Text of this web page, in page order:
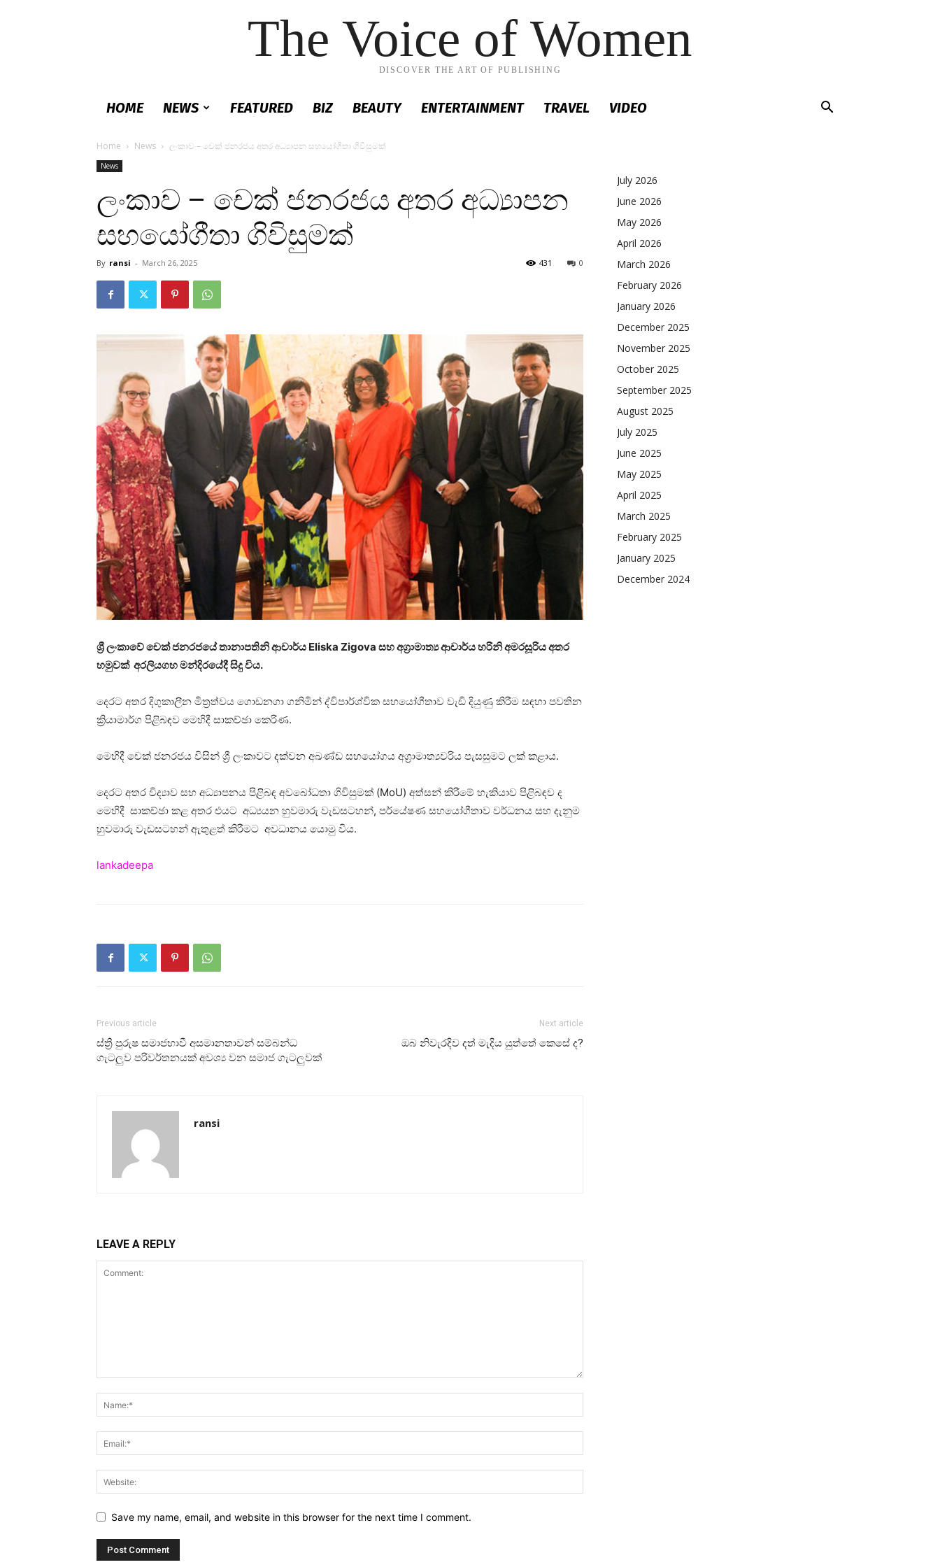
The Voice of Women
DISCOVER THE ART OF PUBLISHING
HOME NEWS FEATURED BIZ BEAUTY ENTERTAINMENT TRAVEL VIDEO
Home News ලංකාව – චෙක් ජනරජය අතර අධ්‍යාපන සහයෝගීතා ගිවිසුමක්
News
ලංකාව – චෙක් ජනරජය අතර අධ්‍යාපන
සහයෝගීතා ගිවිසුමක්
By ransi - March 26, 2025 0
431
ශ්‍රී ලංකාවේ චෙක් ජනරජයේ තානාපතිනි ආචාර්ය Eliska Zigova සහ අග්‍රාමාත්‍ය ආචාර්ය හරිනි අමරසූරිය අතර
හමුවක් අරලියගහ මන්දිරයේදී සිදු විය.
දෙරට අතර දිගුකාලීන මිත්‍රත්වය ගොඩනගා ගනිමින් ද්විපාර්ශ්වික සහයෝගීතාව වැඩි දියුණු කිරීම සඳහා පවතින
ක්‍රියාමාර්ග පිළිබඳව මෙහිදී සාකච්ඡා කෙරිණ.
මෙහිදී චෙක් ජනරජය විසින් ශ්‍රී ලංකාවට දක්වන අඛණ්ඩ සහයෝගය අග්‍රාමාත්‍යවරිය පැසසුමට ලක් කළාය.
දෙරට අතර විද්‍යාව සහ අධ්‍යාපනය පිළිබඳ අවබෝධතා ගිවිසුමක් (MoU) අත්සන් කිරීමේ හැකියාව පිළිබඳව ද
මෙහිදී සාකච්ඡා කළ අතර එයට අධ්‍යයන හුවමාරු වැඩසටහන්, පර්යේෂණ සහයෝගීතාව වර්ධනය සහ දැනුම
හුවමාරු වැඩසටහන් ඇතුළත් කිරීමට අවධානය යොමු විය.
lankadeepa
Previous article
ස්ත්‍රී පුරුෂ සමාජභාවී අසමානතාවන් සම්බන්ධ
ගැටලුව පරිවර්තනයක් අවශ්‍ය වන සමාජ ගැටලුවක්
Next article
ඔබ නිවැරදිව දත් මැදිය යුත්තේ කෙසේ ද?
ransi
LEAVE A REPLY
Save my name, email, and website in this browser for the next time I comment.
July 2026
June 2026
May 2026
April 2026
March 2026
February 2026
January 2026
December 2025
November 2025
October 2025
September 2025
August 2025
July 2025
June 2025
May 2025
April 2025
March 2025
February 2025
January 2025
December 2024